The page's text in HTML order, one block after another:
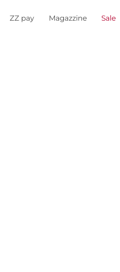
ZZ pay Magazzine Sale